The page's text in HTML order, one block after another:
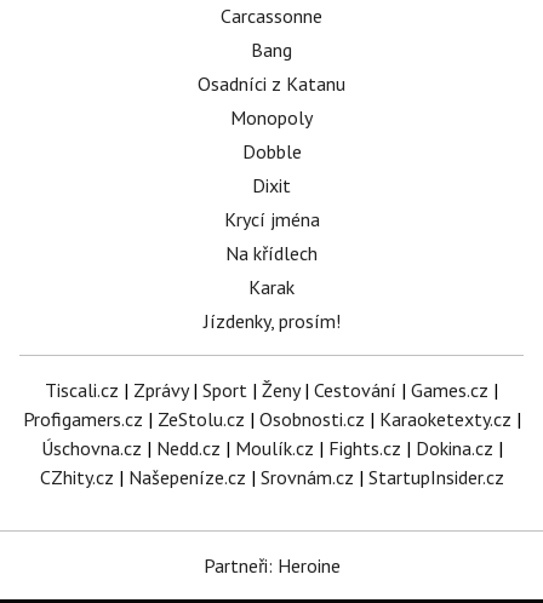
Carcassonne
Bang
Osadníci z Katanu
Monopoly
Dobble
Dixit
Krycí jména
Na křídlech
Karak
Jízdenky, prosím!
Tiscali.cz | Zprávy| Sport | Ženy| Cestování | Games.cz |
Profigamers.cz | ZeStolu.cz | Osobnosti.cz | Karaoketexty.cz |
Úschovna.cz | Nedd.cz | Moulík.cz | Fights.cz | Dokina.cz |
CZhity.cz | Našepeníze.cz | Srovnám.cz | StartupInsider.cz
Partneři: Heroine